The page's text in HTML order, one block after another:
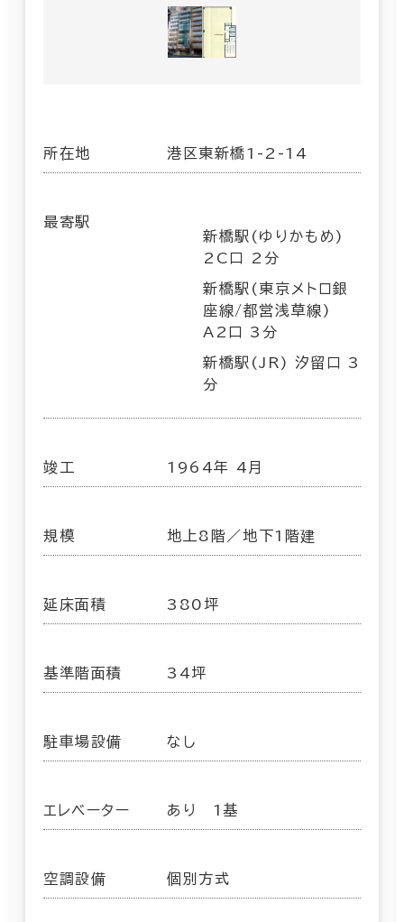
所在地 港区東新橋1-2-14
最寄駅
新橋駅(ゆりかもめ)
2C口 2分
新橋駅(東京メトロ銀
座線/都営浅草線)
A2口 3分
新橋駅(JR) 汐留口 3
分
竣工 1964年 4月
規模 地上8階／地下1階建
延床面積 380坪
基準階面積 34坪
駐車場設備 なし
エレベーター あり 1基
空調設備 個別方式